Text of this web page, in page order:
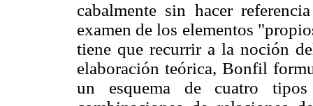
cabalmente sin hacer
examen de los elementos
tiene que recurrir a la noción
elaboración teórica, Bonfil
un esquema de cuatro